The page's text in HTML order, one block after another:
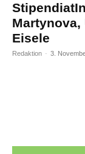
Martynova,
Eisele
Redaktion - 3.